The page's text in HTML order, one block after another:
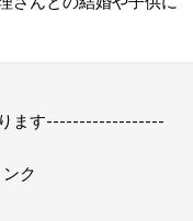
ます------------------
ク